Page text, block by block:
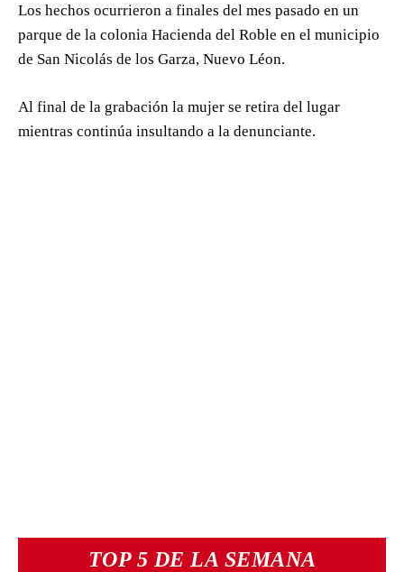
TOP 5 DE LA SEMANA
Los hechos ocurrieron a finales del mes pasado en un
parque de la colonia Hacienda del Roble en el municipio
de San Nicolás de los Garza, Nuevo Léon.
Al final de la grabación la mujer se retira del lugar
mientras continúa insultando a la denunciante.